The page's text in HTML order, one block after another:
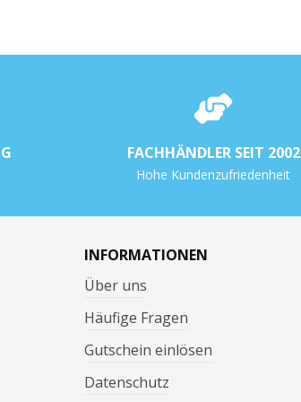
FACHHÄNDLER SEIT 2002
Hohe Kundenzufriedenheit
INFORMATIONEN
Über uns
Häufige Fragen
Gutschein einlösen
Datenschutz